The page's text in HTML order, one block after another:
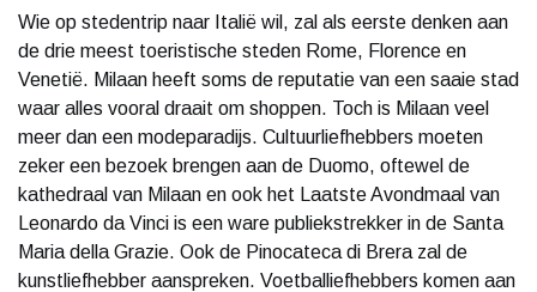
Wie op stedentrip naar Italië wil, zal als eerste denken aan
de drie meest toeristische steden Rome, Florence en
Venetië. Milaan heeft soms de reputatie van een saaie stad
waar alles vooral draait om shoppen. Toch is Milaan veel
meer dan een modeparadijs. Cultuurliefhebbers moeten
zeker een bezoek brengen aan de Duomo, oftewel de
kathedraal van Milaan en ook het Laatste Avondmaal van
Leonardo da Vinci is een ware publiekstrekker in de Santa
Maria della Grazie. Ook de Pinocateca di Brera zal de
kunstliefhebber aanspreken. Voetballiefhebbers komen aan